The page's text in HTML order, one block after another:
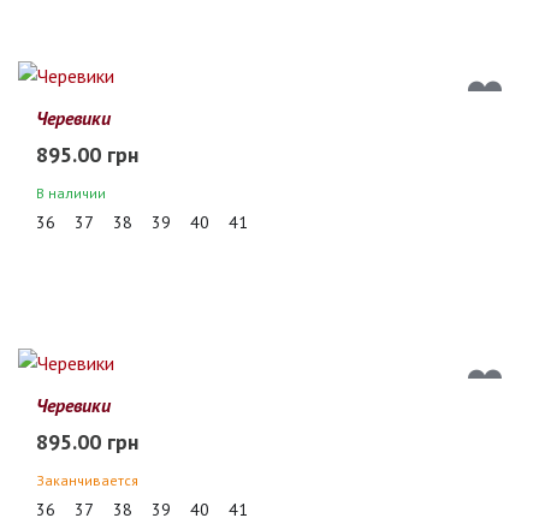
Черевики
895.00 грн
В наличии
36 37 38 39 40 41
Черевики
895.00 грн
Заканчивается
36 37 38 39 40 41